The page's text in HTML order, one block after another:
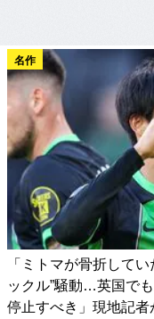
名作
「ミトマが骨折して
ックル”騒動…英国で
停止すべき」現地記者